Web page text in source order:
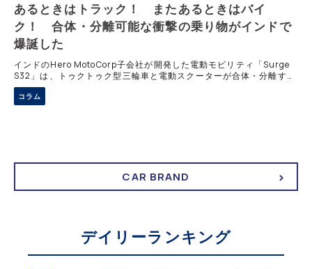
あるときはトラック！ またあるときはバイ
ク！ 合体・分離可能な衝撃の乗り物がインドで
爆誕した
インドのHero MotoCorp子会社が開発した電動モビリティ「Surge
S32」は、トゥクトゥク型三輪車と電動スクーターが合体・分離する
独創的な構造を採用する。荷物輸送や移動用途を1台に集約し、税制
や駐車事情への合理性も追求。さらにインドでは新たな車両区分まで
設けられ、制度面にも影響を与えた。
コラム
CAR BRAND
デイリーランキング